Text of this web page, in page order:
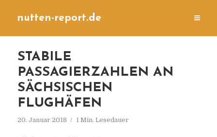
nutten-report.de
STABILE
PASSAGIERZAHLEN AN
SÄCHSISCHEN
FLUGHÄFEN
20. Januar 2018 1 Min. Lesedauer